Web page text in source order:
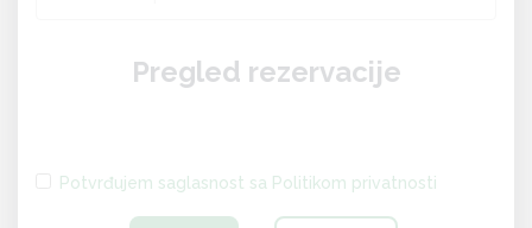
Pregled rezervacije
Potvrđujem saglasnost sa Politikom privatnosti